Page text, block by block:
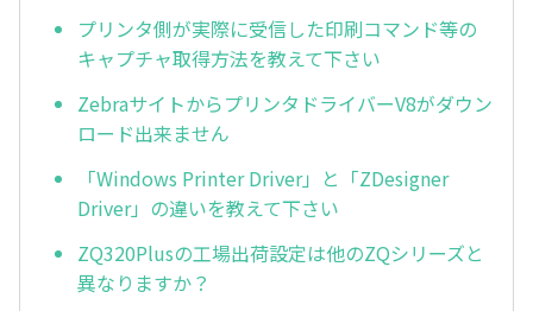
プリンタ側が実際に受信した印刷コマンド等の
キャプチャ取得方法を教えて下さい
ZebraサイトからプリンタドライバーV8がダウン
ロード出来ません
「Windows Printer Driver」と「ZDesigner
Driver」の違いを教えて下さい
ZQ320Plusの工場出荷設定は他のZQシリーズと
異なりますか？